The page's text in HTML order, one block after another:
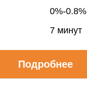
0%-0.8%
7 минут
Подробнее